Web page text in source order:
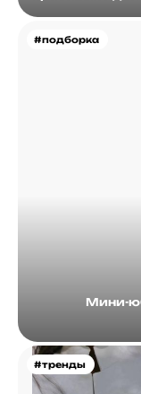
#подборка
Мини-
#тренды